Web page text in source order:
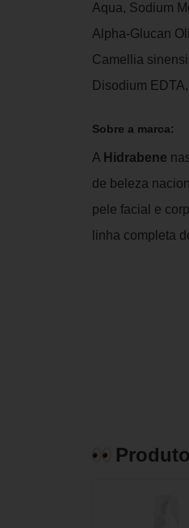
Aqua, Sodium
Alpha-Glucan
Camellia
Disodium
Sobre a marca:
A Hidrabene
de beleza
pele facial e
linha completa